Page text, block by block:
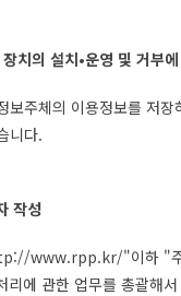
치의 설치•운영 및 거부
보주체의 이용정보를 저장
니다.
작성
www.rpp.kr/"이하 "주
에 관한 업무를 총괄해